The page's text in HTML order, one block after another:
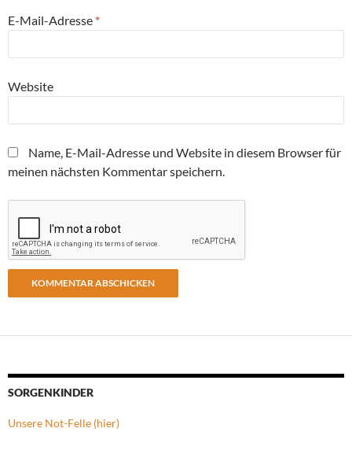
E-Mail-Adresse *
Website
Name, E-Mail-Adresse und Website in diesem Browser für
meinen nächsten Kommentar speichern.
SORGENKINDER
Unsere Not-Felle (hier)